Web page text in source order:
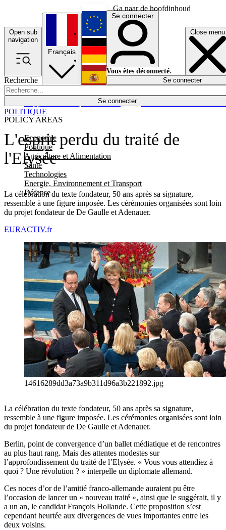
Ga naar de hoofdinhoud
Open sub
navigation
Close menu
Recherche
Se connecter
POLICY AREAS
Economie
Politique
Agriculture et Alimentation
Santé
Technologies
Energie, Environnement et Transport
Défense
Économie
Français
English
Deutsch
Español
Se connecter
Vous êtes déconnecté.
Se connecter
L'esprit perdu du traité de
l'Elysée
La célébration du texte fondateur, 50 ans après sa signature,
ressemble à une figure imposée. Les cérémonies organisées sont loin
du projet fondateur de De Gaulle et Adenauer.
POLITIQUE
EURACTIV.fr
14616289dd3a73a9b311d96a3b221892.jpg
La célébration du texte fondateur, 50 ans après sa signature,
ressemble à une figure imposée. Les cérémonies organisées sont loin
du projet fondateur de De Gaulle et Adenauer.
Berlin, point de convergence d’un ballet médiatique et de rencontres
au plus haut rang. Mais des attentes modestes sur
l’approfondissement du traité de l’Elysée. « Vous vous attendiez à
quoi ? Une révolution ? » interpelle un diplomate allemand.
Ces noces d’or de l’amitié franco-allemande auraient pu être
l’occasion de lancer un « nouveau traité », ainsi que le suggérait, il y
a un an, le candidat François Hollande. Cette proposition s’est
cependant heurtée aux divergences de vues importantes entre les
deux voisins.